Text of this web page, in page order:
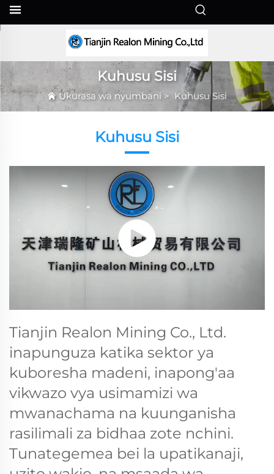
Kuhusu Sisi
Ukurasa wa nyumbani > Kuhusu Sisi
Kuhusu Sisi
Tianjin Realon Mining Co., Ltd.
inapunguza katika sektor ya
kuboresha madeni, inapong'aa
vikwazo vya usimamizi wa
mwanachama na kuunganisha
rasilimali za bidhaa zote nchini.
Tunategemea bei la upatikanaji,